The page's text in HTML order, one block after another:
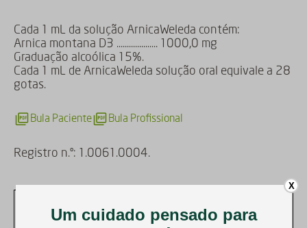
Cada 1 mL da solução ArnicaWeleda contém:
Arnica montana D3 .................... 1000,0 mg
Graduação alcoólica 15%.
Cada 1 mL de ArnicaWeleda solução oral equivale a 28
gotas.
Bula Paciente Bula Profissional
Registro n.º: 1.0061.0004.
ARNICA WELEDA É UM MEDICAMENTO. SEU USO PODE TRAZER
X